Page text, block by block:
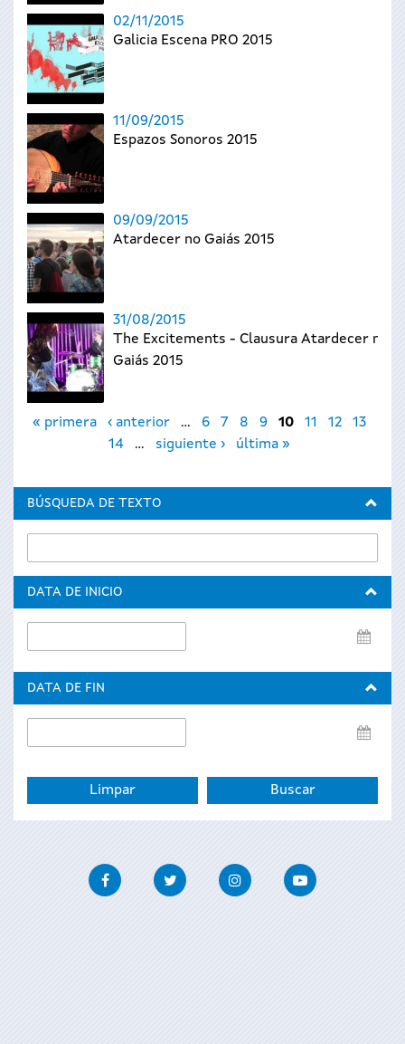
02/11/2015
Galicia Escena PRO 2015
11/09/2015
Espazos Sonoros 2015
09/09/2015
Atardecer no Gaiás 2015
31/08/2015
The Excitements - Clausura Atardecer no
Gaiás 2015
Páginas
« primera ‹ anterior … 6 7 8 9 10 11 12
13
14
… siguiente › última »
BÚSQUEDA DE TEXTO
DATA DE INICIO
de
DATA DE FIN
de
FacebookTwitter InstagramYoutube